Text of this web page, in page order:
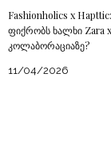
Fashionholics x
ფიქრობს ხალხი Zara x
კოლაბორაციაზე?
11/04/2026